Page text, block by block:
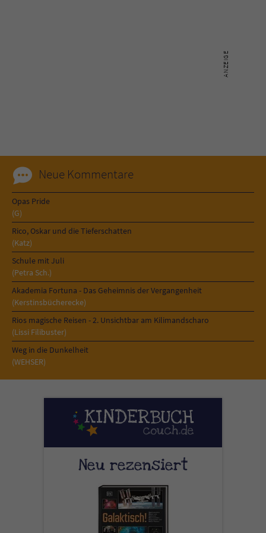
Neue Kommentare
Opas Pride
(G)
Rico, Oskar und die Tieferschatten
(Katz)
Schule mit Juli
(Petra Sch.)
Akademia Fortuna - Das Geheimnis der Vergangenheit
(Kerstinsbücherecke)
Rios magische Reisen - 2. Unsichtbar am Kilimandscharo
(Lissi Filibuster)
Weg in die Dunkelheit
(WEHSER)
Neu rezensiert